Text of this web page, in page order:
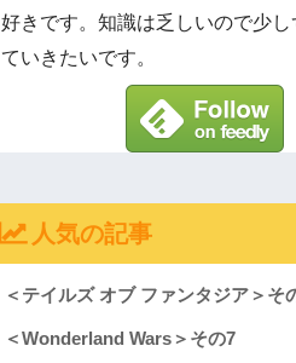
好きです。知識は乏しいので少し
ていきたいです。
人気の記事
＜テイルズ オブ ファンタジア＞そ
＜Wonderland Wars＞その7